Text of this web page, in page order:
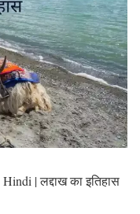
| लद्दाख का इतिहास